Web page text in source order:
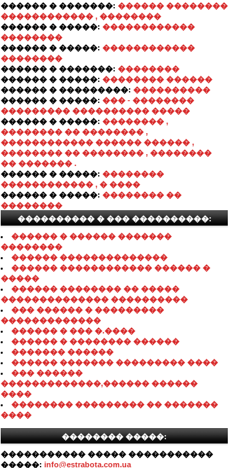
������ � �������: ������ ��������
������������ , ��������
������ � �����: ������������
��������
������ � �����: ������������
��������
������ � �������: ��������
������ � �����: �������� ������
������ � ���������: ����������
������ � �����: ��� - ��������
��������� ���������� �����
������ � �����: �������� ,
�������� �� �������� ,
������������ ������ ������ ,
�������� �� �������� , ��������
�� ������� .
������ � �����: ��������
������������ , � ����
������ � �����: �������� ��
��������
���������� � ��� ����������:
������ � ������ �������
��������
������ ��������������
������ ������������ ������ �
�����
������ �������� �� �����
�������������� ����������
��� ������ � ���������
�������������
������ � ��� �.����
������ � �������� ������
������� ������
������ ������� ��������� ����
��� ������
�������������,������ ������
����
�������� ��������� �� �������
����
�������� �����:
����������� ����� �����������
�����: info@estrabota.com.ua